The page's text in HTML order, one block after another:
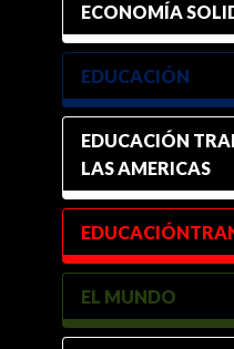
ECONOMÍA
EDUCACIÓN
EDUCACIÓN
LAS AMERICAS
EL MUNDO